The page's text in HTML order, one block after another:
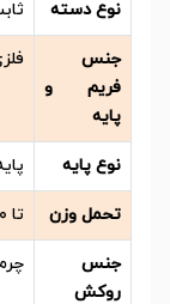
نوع دسته
جنس
فریم و
پایه
نوع پایه
تحمل وزن تا ۸۰ کیلوگرم
جنس
روکش